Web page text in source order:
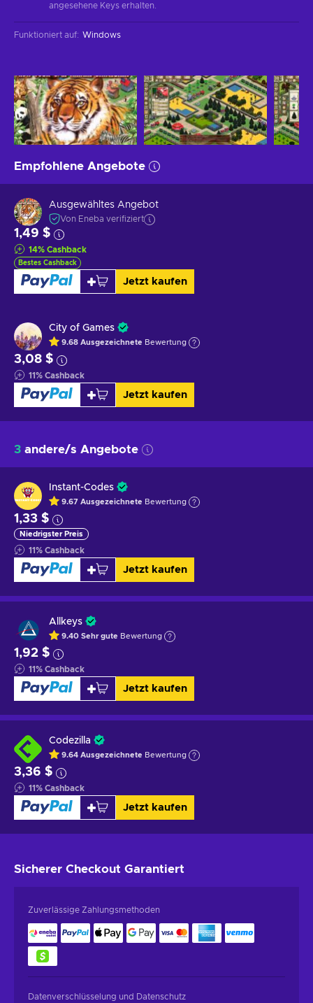
angesehene Keys erhalten.
Funktioniert auf: Windows
Empfohlene Angebote
Ausgewähltes Angebot
Von Eneba verifiziert
1,49 $
14% Cashback
Bestes Cashback
Jetzt kaufen
City of Games
9.68 Ausgezeichnete Bewertung
3,08 $
11% Cashback
Jetzt kaufen
3 andere/s Angebote
Instant-Codes
9.67 Ausgezeichnete Bewertung
1,33 $
Niedrigster Preis
11% Cashback
Jetzt kaufen
Allkeys
9.40 Sehr gute Bewertung
1,92 $
11% Cashback
Jetzt kaufen
Codezilla
9.64 Ausgezeichnete Bewertung
3,36 $
11% Cashback
Jetzt kaufen
Sicherer Checkout Garantiert
Zuverlässige Zahlungsmethoden
Datenverschlüsselung und Datenschutz